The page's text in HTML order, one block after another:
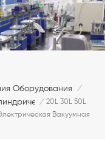
Оборудования /
Ячейками
/ 20L 30L 50L
Вакуумная